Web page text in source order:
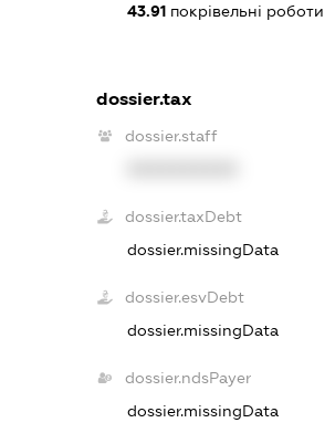
43.91покрівельні роботи
dossier.tax
dossier.staff
dossier.taxDebt
dossier.missingData
dossier.esvDebt
dossier.missingData
dossier.ndsPayer
dossier.missingData